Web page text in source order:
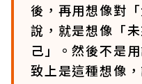
後，再用想像對
說，就是想像「
己」。然後不是
致上是這種想像，